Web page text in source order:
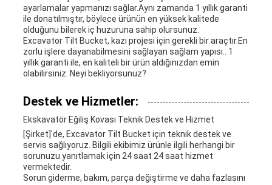
ayarlamalar yapmanızı sağlar.Aynı zamanda 1 yıllık garanti
ile donatılmıştır, böylece ürünün en yüksek kalitede
olduğunu bilerek iç huzuruna sahip olursunuz.
Excavator Tilt Bucket, kazı projesi için gerekli bir araçtır.En
zorlu işlere dayanabilmesini sağlayan sağlam yapısı.. 1
yıllık garanti ile, en kaliteli bir ürün aldığınızdan emin
olabilirsiniz. Neyi bekliyorsunuz?
Destek ve Hizmetler:
Ekskavatör Eğiliş Kovası Teknik Destek ve Hizmet
[Şirket]'de, Excavator Tilt Bucket için teknik destek ve
servis sağlıyoruz. Bilgili ekibimiz ürünle ilgili herhangi bir
sorunuzu yanıtlamak için 24 saat 24 saat hizmet
vermektedir.
Sorun giderme, bakım, parça değiştirme ve daha fazlasını